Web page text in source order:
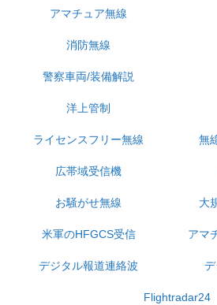
アマチュア無線
消防無線
警察車両/装備解説
洋上管制
ライセンスフリー無線 無
広帯域受信機
お騒がせ無線 大
米軍のHFGCS受信 アマ
デジタル報道連絡波
Flightradar24